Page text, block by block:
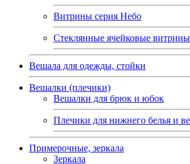
Витрины серия Небо
Стеклянные ячейковые витрины
Вешала для одежды, стойки
Вешалки (плечики)
Вешалки для брюк и юбок
Плечики для нижнего белья и
Примерочные, зеркала
Зеркала